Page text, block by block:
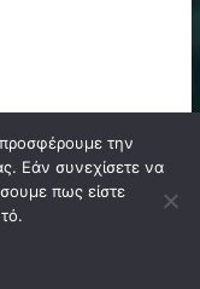
την
Εάν συνεχίσετε να
πως είστε